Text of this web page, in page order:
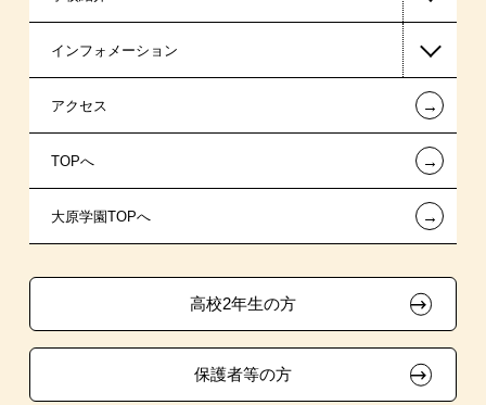
情報IT系
クリエイター系
医療事務系
ホテル系
マンガ・イラスト系
国の教育ローン
提携教育ローン
特別支援制度
試験による特待生制度
クラブ特待生制度
デザインコンクール＆マンガコンクール特待生制度
総合型選抜（AO入学）制度
指定校自己推薦入学
特別推薦入学
推薦入学
生徒会活動推薦入学
自己推薦入学
在校生からあなたへ
夢を叶えた先輩たち
施設・研修所
大原の資格サポート制度
インフォメーション
お知らせ・新着情報
在校生へのお知らせ
採用ご担当の方
アクセス ←
TOPへ ←
大原学園TOPへ ←
高校2年生の方
保護者等の方